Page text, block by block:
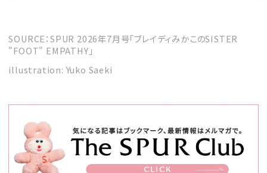
SOURCE：SPUR 2026年7月号「ブレイディみかこのSISTER
"FOOT" EMPATHY」
illustration: Yuko Saeki